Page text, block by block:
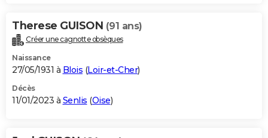
Therese GUISON (91 ans)
Créer une cagnotte obsèques
Naissance
27/05/1931 à Blois (Loir-et-Cher)
Décès
11/01/2023 à Senlis (Oise)